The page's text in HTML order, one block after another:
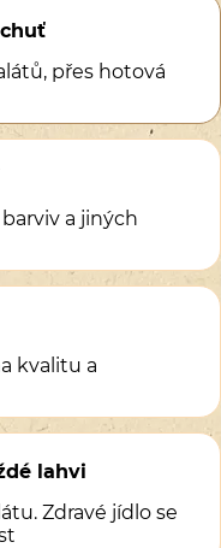
přes hotová
a jiných
kvalitu a
lahvi
Zdravé jídlo se